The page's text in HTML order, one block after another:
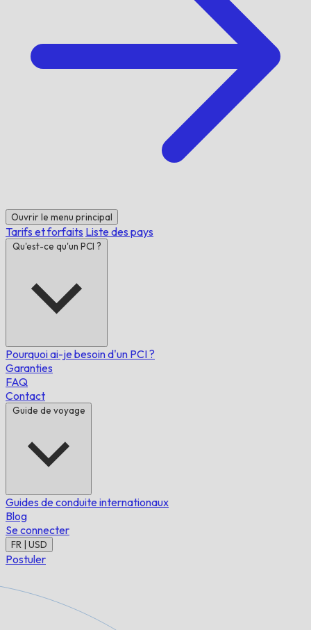
Ouvrir le menu principal
Tarifs et forfaits Liste des pays
Qu'est-ce qu'un PCI ?
Pourquoi ai-je besoin d'un PCI ?
Garanties
FAQ
Contact
Guide de voyage
Guides de conduite internationaux
Blog
Se connecter
FR | USD
Postuler